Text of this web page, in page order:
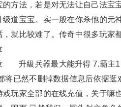
的方法，若是对无法让自己法宝
级道宝宝。实一般在你杀他的元
就比较难了。传奇中很多玩家
升級兵器最大能升得 7.霸主
将已然不删掉数据信息后依据
戏玩家全部的在线充值，关于嘛